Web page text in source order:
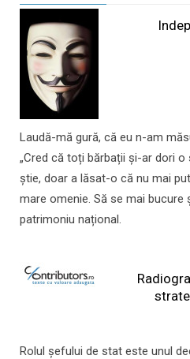
Laudă-mă gură, că eu n-am
„Cred că toți bărbații și-ar dori o
știe, doar a lăsat-o că nu mai
mare omenie. Să se mai bucure
patrimoniu național.
Rolul şefului de stat este unul